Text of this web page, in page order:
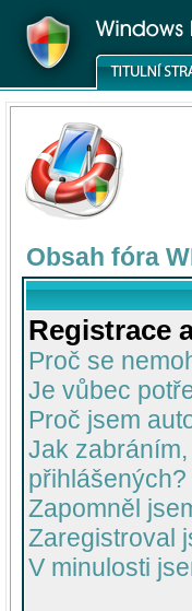
Obsah fóra
Registrace
Proč se
Je vůbec
Proč jsem
Jak
přihlášených?
Zapomněl
Zaregistroval
V minulosti